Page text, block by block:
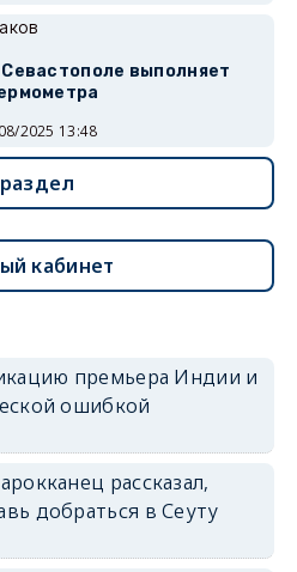
выполняет
2025 13:48
кабинет
премьера Индии и
ошибкой
рассказал,
добраться в Сеуту